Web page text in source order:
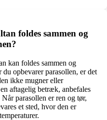
foldes sammen og
kan foldes sammen og
opbevarer parasollen, er det
ikke mugner eller
aftagelig betræk, anbefales
parasollen er ren og tør,
et sted, hvor den er